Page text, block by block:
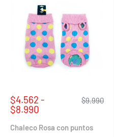
Precio
de
$4.562 -
$8.990
Precio
$9.990
Chaleco Rosa con puntos